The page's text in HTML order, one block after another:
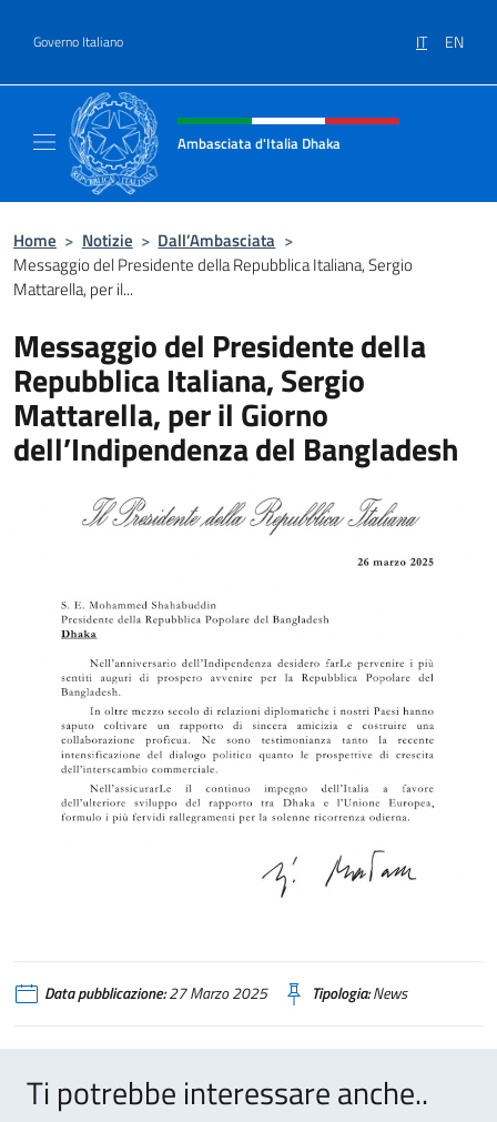
Governo Italiano IT EN
Intestazione sito, social e menù
Ambasciata d'Italia Dhaka
Home > Notizie > Dall’Ambasciata >
Messaggio del Presidente della Repubblica Italiana, Sergio
Mattarella, per il...
Messaggio del Presidente della
Repubblica Italiana, Sergio
Mattarella, per il Giorno
dell’Indipendenza del Bangladesh
Data pubblicazione:27 Marzo 2025 Tipologia:News
Ti potrebbe interessare anche..